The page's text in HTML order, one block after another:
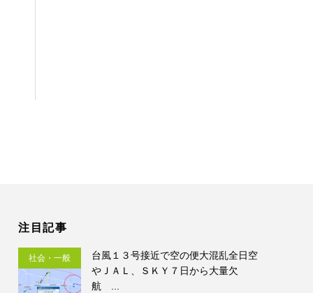
注目記事
社会・一般
台風１３号接近で空の便大混乱全日空
やＪＡＬ、ＳＫＹ７日から大量欠
航 ...